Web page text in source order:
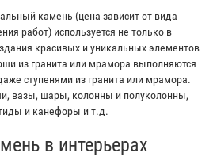
камень (цена зависит от вида
работ) используется не только в
красивых и уникальных элементов
из гранита или мрамора выполняются
ступенями из гранита или мрамора.
вазы, шары, колонны и полуколонны,
и канефоры и т.д.
в интерьерах